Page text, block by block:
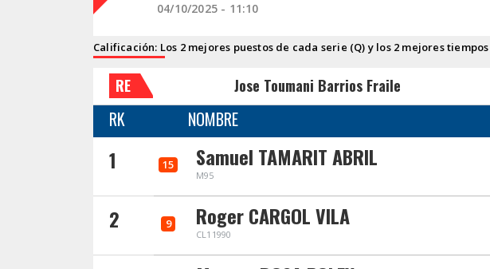
04/10/2025 - 11:10
Calificación: Los 2 mejores puestos de cada serie (Q) y los 2 mejores
RE
Jose Toumani Barrios Fraile
RK NOMBRE
1 15 Samuel TAMARIT ABRIL
M95
2 9 Roger CARGOL VILA
CL11990